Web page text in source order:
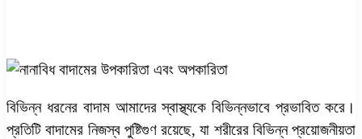
বিভিন্ন ধরনের বাদাম আমাদের স্বাস্থ্যকে বিভিন্নভাবে প্রভাবিত করে।
প্রতিটি বাদামের নিজস্ব পুষ্টিগুণ রয়েছে, যা শরীরের বিভিন্ন প্রয়োজনীয়তা